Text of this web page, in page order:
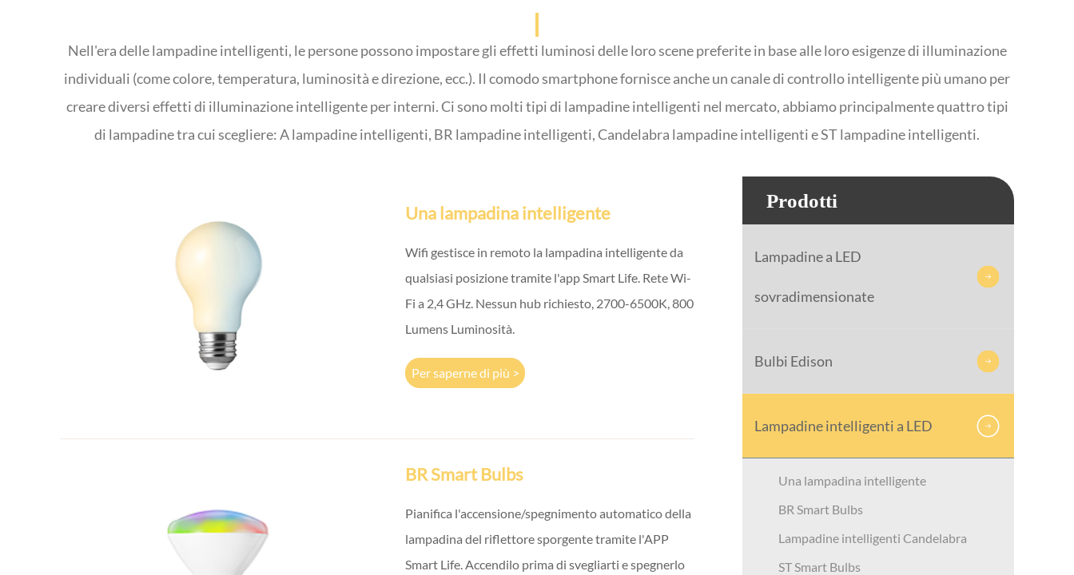
Nell'era delle lampadine intelligenti, le persone possono impostare gli effetti luminosi delle loro scene preferite in base alle loro esigenze di illuminazione
individuali (come colore, temperatura, luminosità e direzione, ecc.). Il comodo smartphone fornisce anche un canale di controllo intelligente più umano per
creare diversi effetti di illuminazione intelligente per interni. Ci sono molti tipi di lampadine intelligenti nel mercato, abbiamo principalmente quattro tipi
di lampadine tra cui scegliere: A lampadine intelligenti, BR lampadine intelligenti, Candelabra lampadine intelligenti e ST lampadine intelligenti.
Una lampadina intelligente
Wifi gestisce in remoto la lampadina intelligente da
qualsiasi posizione tramite l'app Smart Life. Rete Wi-
Fi a 2,4 GHz. Nessun hub richiesto, 2700-6500K, 800
Lumens Luminosità.
Per saperne di più >
BR Smart Bulbs
Pianifica l'accensione/spegnimento automatico della
lampadina del riflettore sporgente tramite l'APP
Smart Life. Accendilo prima di svegliarti e spegnerlo
Prodotti
Lampadine a LED
sovradimensionate

Bulbi Edison 
Lampadine intelligenti a LED 
Una lampadina intelligente
BR Smart Bulbs
Lampadine intelligenti Candelabra
ST Smart Bulbs